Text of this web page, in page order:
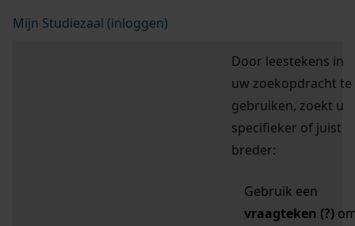
Mijn Studiezaal (inloggen)
Door leestekens in
uw zoekopdracht te
gebruiken, zoekt u
specifieker of juist
breder:
Gebruik een
vraagteken (?)